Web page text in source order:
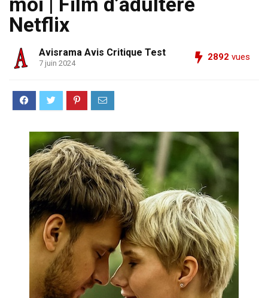
Netflix
Avisrama Avis Critique Test
7 juin 2024
2892 vues